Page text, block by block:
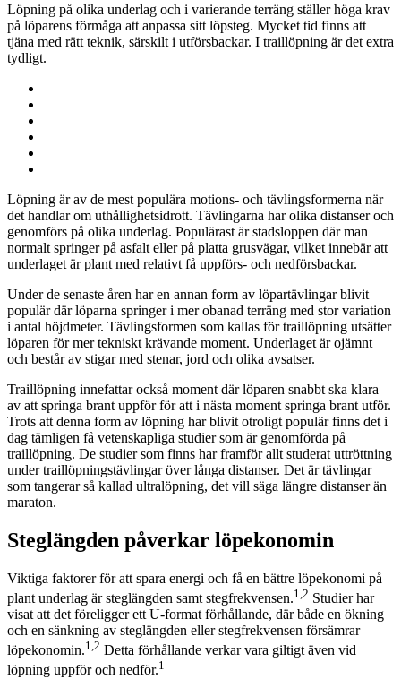
Löpning på olika underlag och i varierande terräng ställer höga krav
på löparens förmåga att anpassa sitt löpsteg. Mycket tid finns att
tjäna med rätt teknik, särskilt i utförsbackar. I traillöpning är det extra
tydligt.
Löpning är av de mest populära motions- och tävlingsformerna när
det handlar om uthållighetsidrott. Tävlingarna har olika distanser och
genomförs på olika underlag. Populärast är stadsloppen där man
normalt springer på asfalt eller på platta grusvägar, vilket innebär att
underlaget är plant med relativt få uppförs- och nedförsbackar.
Under de senaste åren har en annan form av löpartävlingar blivit
populär där löparna springer i mer obanad terräng med stor variation
i antal höjdmeter. Tävlingsformen som kallas för traillöpning utsätter
löparen för mer tekniskt krävande moment. Underlaget är ojämnt
och består av stigar med stenar, jord och olika avsatser.
Traillöpning innefattar också moment där löparen snabbt ska klara
av att springa brant uppför för att i nästa moment springa brant utför.
Trots att denna form av löpning har blivit otroligt populär finns det i
dag tämligen få vetenskapliga studier som är genomförda på
traillöpning. De studier som finns har framför allt studerat uttröttning
under traillöpningstävlingar över långa distanser. Det är tävlingar
som tangerar så kallad ultralöpning, det vill säga längre distanser än
maraton.
Steglängden påverkar löpekonomin
Viktiga faktorer för att spara energi och få en bättre löpekonomi på
plant underlag är steglängden samt stegfrekvensen.1,2 Studier har
visat att det föreligger ett U-format förhållande, där både en ökning
och en sänkning av steglängden eller stegfrekvensen försämrar
löpekonomin.1,2 Detta förhållande verkar vara giltigt även vid
löpning uppför och nedför.1